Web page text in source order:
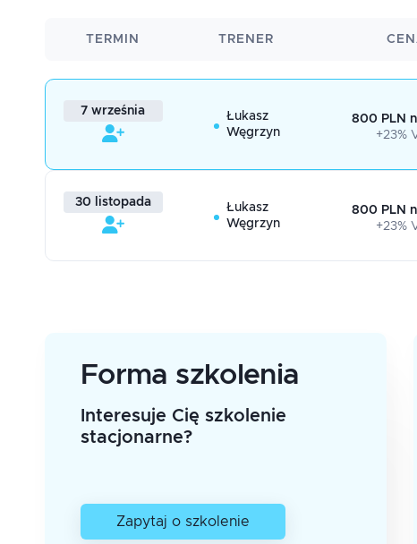
TERMIN TRENER
7 września
Łukasz
Węgrzyn
800 PLN
+23%
30 listopada
Łukasz
Węgrzyn
800 PLN
+23%
Forma szkolenia
Interesuje Cię szkolenie
stacjonarne?
Zapytaj o szkolenie